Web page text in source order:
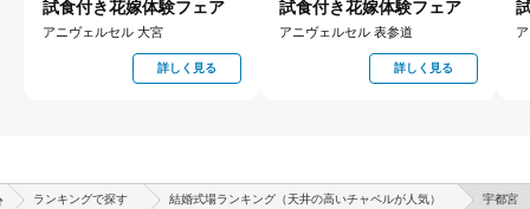
試食付き花嫁体験フェア
アニヴェルセル 大宮
詳しく見る
試食付き花嫁体験フェア
アニヴェルセル 表参道
詳しく見る
ランキングで探す 結婚式場ランキング（天井の高いチャペルが人気） 宇都宮